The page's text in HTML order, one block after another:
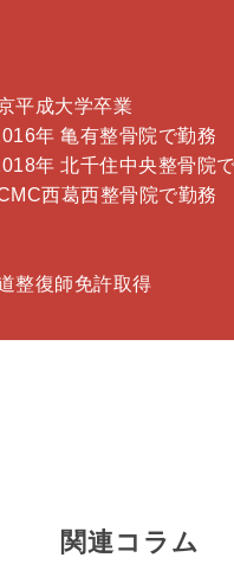
平成大学卒業
年 亀有整骨院で勤務
年 北千住中央整骨院
西葛西整骨院で勤務
整復師免許取得
関連コラム